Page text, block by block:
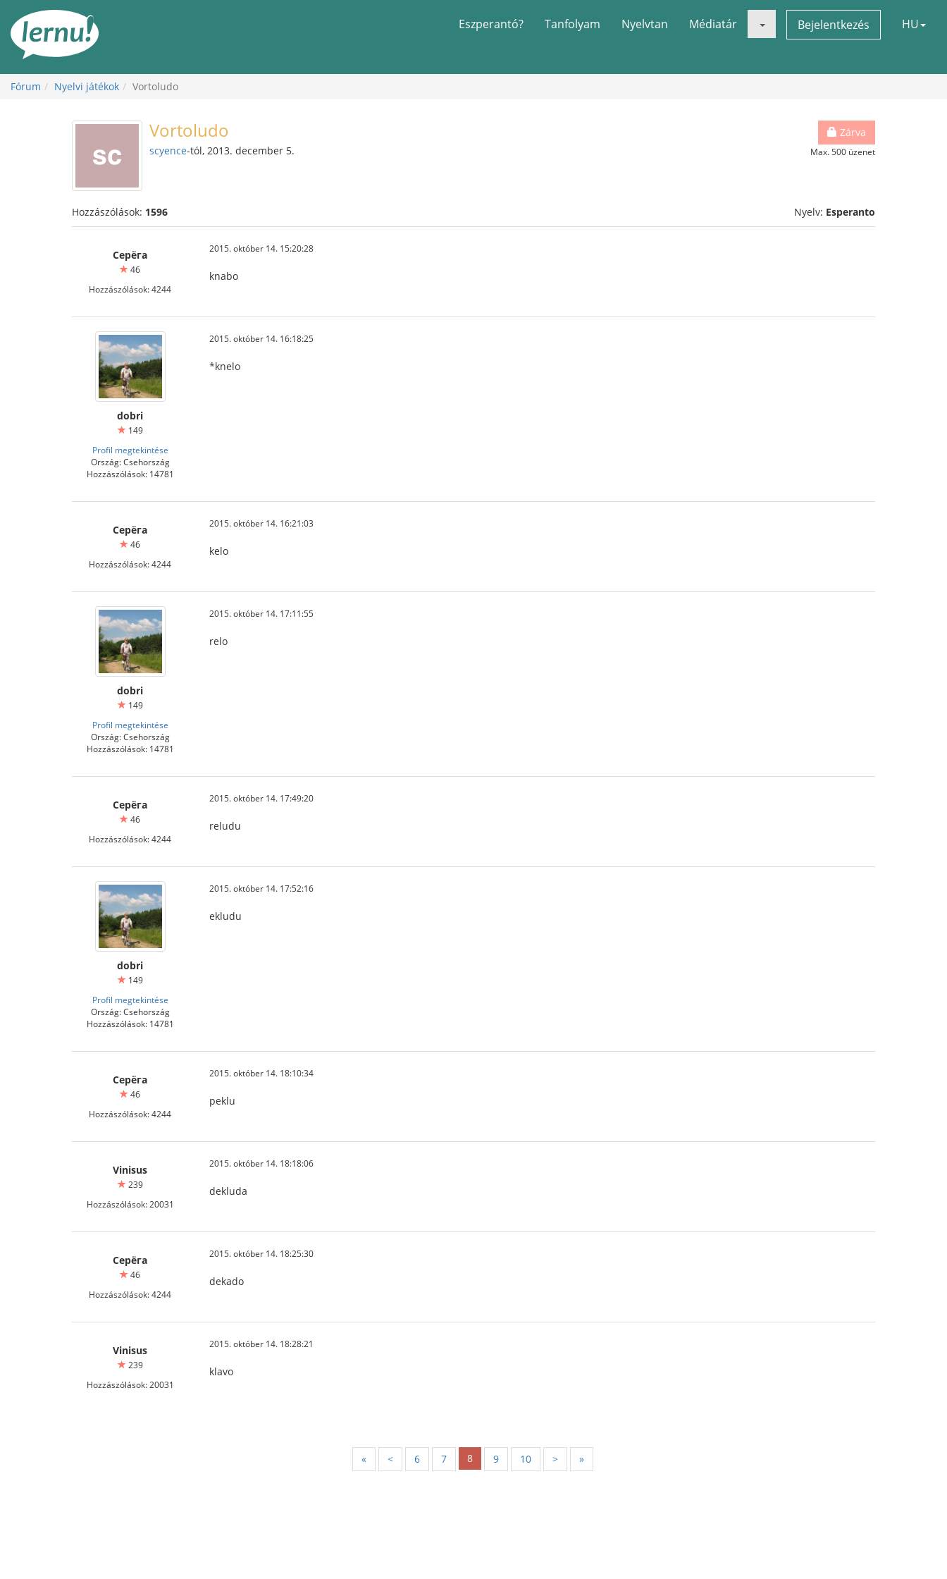
Eszperantó? Tanfolyam Nyelvtan Médiatár Bejelentkezés HU
Fórum Nyelvi játékok Vortoludo
Zárva
Max. 500 üzenet
Vortoludo
scyence-tól, 2013. december 5.
Hozzászólások: 1596 Nyelv: Esperanto
Серёга
46
Hozzászólások: 4244
2015. október 14. 15:20:28
knabo
dobri
149
Profil megtekintése
Ország: Csehország
Hozzászólások: 14781
2015. október 14. 16:18:25
*knelo
Серёга
46
Hozzászólások: 4244
2015. október 14. 16:21:03
kelo
dobri
149
Profil megtekintése
Ország: Csehország
Hozzászólások: 14781
2015. október 14. 17:11:55
relo
Серёга
46
Hozzászólások: 4244
2015. október 14. 17:49:20
reludu
dobri
149
Profil megtekintése
Ország: Csehország
Hozzászólások: 14781
2015. október 14. 17:52:16
ekludu
Серёга
46
Hozzászólások: 4244
2015. október 14. 18:10:34
peklu
Vinisus
239
Hozzászólások: 20031
2015. október 14. 18:18:06
dekluda
Серёга
46
Hozzászólások: 4244
2015. október 14. 18:25:30
dekado
Vinisus
239
Hozzászólások: 20031
2015. október 14. 18:28:21
klavo
« < 6 7 8 9 10 > »